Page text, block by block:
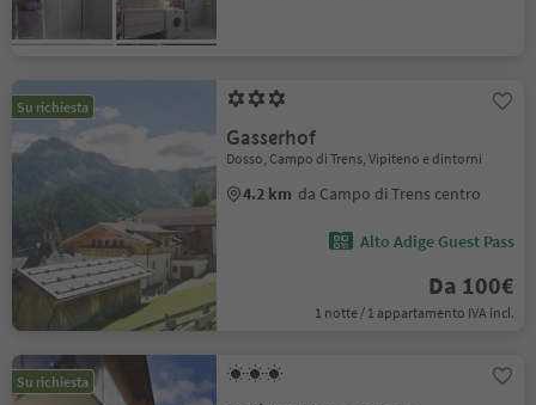
Su richiesta
Gasserhof
Dosso, Campo di Trens, Vipiteno e dintorni
4.2 km da Campo di Trens centro
Alto Adige Guest Pass
Da 100€
1 notte / 1 appartamento IVA incl.
Su richiesta